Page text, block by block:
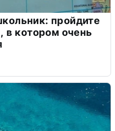
пройдите
в котором очень